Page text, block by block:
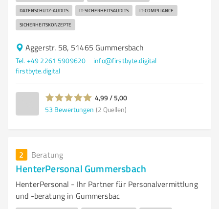
DATENSCHUTZ-AUDITS IT-SICHERHEITSAUDITS IT-COMPLIANCE
SICHERHEITSKONZEPTE
Aggerstr. 58, 51465 Gummersbach
Tel. +49 2261 5909620
info@firstbyte.digital
firstbyte.digital
4,99 / 5,00
53 Bewertungen (2 Quellen)
2 Beratung
HenterPersonal Gummersbach
HenterPersonal - Ihr Partner für Personalvermittlung
und -beratung in Gummersbac